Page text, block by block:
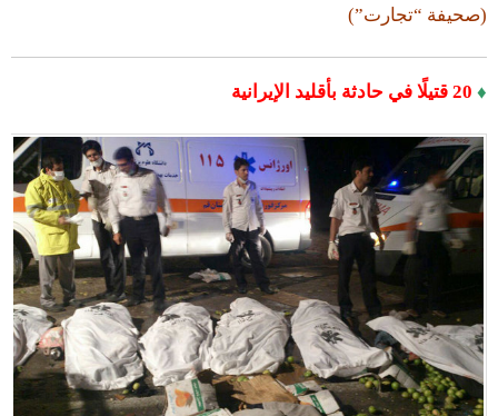
(صحيفة “تجارت”)
♦ 20 قتيلًا في حادثة بأقليد الإيرانية